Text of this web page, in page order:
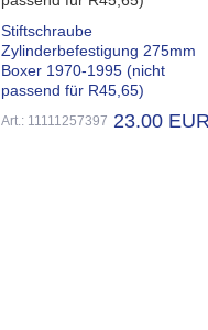
Stiftschraube
Zylinderbefestigung 275mm
Boxer 1970-1995 (nicht
passend für R45,65)
Art.: 11111257397 23.00